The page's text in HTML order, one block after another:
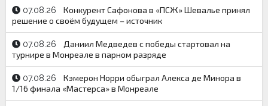
07.08.26
Конкурент Сафонова в «ПСЖ» Шевалье принял
решение о своём будущем – источник
07.08.26
Даниил Медведев с победы стартовал на
турнире в Монреале в парном разряде
07.08.26
Кэмерон Норри обыграл Алекса де Минора в
1/16 финала «Мастерса» в Монреале